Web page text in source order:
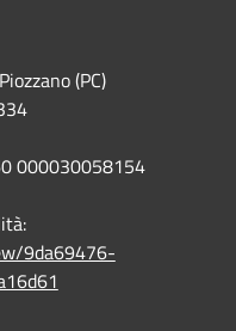
(PC)
000030058154
9da69476-